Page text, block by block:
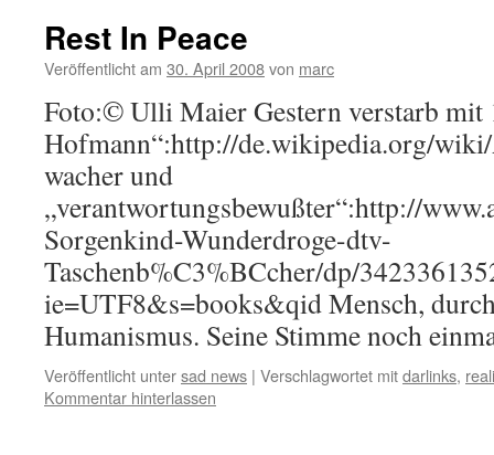
Rest In Peace
Veröffentlicht am 30. April 2008von marc
Foto:© Ulli Maier Gestern verstarb mit
Hofmann“:http://de.wikipedia.org/
wacher und
„verantwortungsbewußter“:http://
Sorgenkind-Wunderdroge-dtv-
Taschenb%C3%BCcher/dp/
ie=UTF8&s=books&qid Mensch,
Humanismus. Seine Stimme noch
Veröffentlicht untersad news | Verschlagwortet mitdarlinks,
Kommentar hinterlassen